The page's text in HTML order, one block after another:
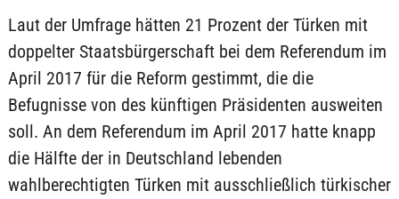
Laut der Umfrage hätten 21 Prozent der Türken mit
doppelter Staatsbürgerschaft bei dem Referendum im
April 2017 für die Reform gestimmt, die die
Befugnisse von des künftigen Präsidenten ausweiten
soll. An dem Referendum im April 2017 hatte knapp
die Hälfte der in Deutschland lebenden
wahlberechtigten Türken mit ausschließlich türkischer